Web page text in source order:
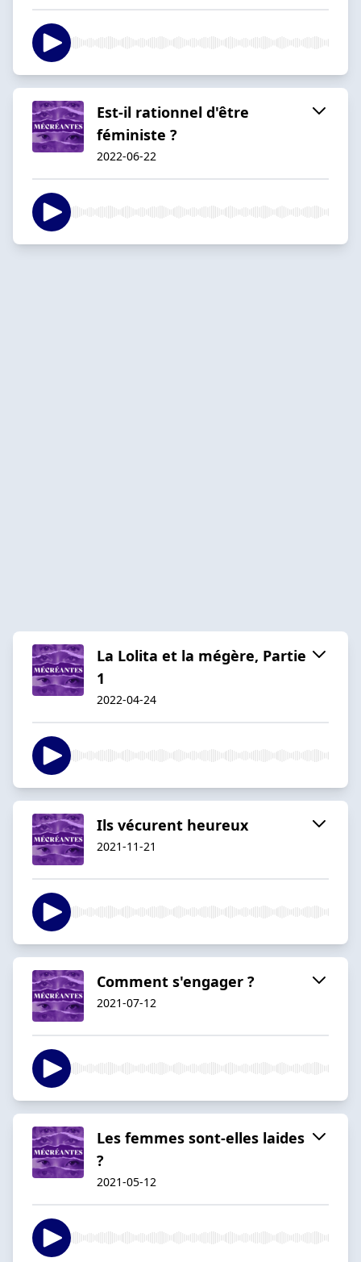
Est-il rationnel d'être
féministe ?
2022-06-22
La Lolita et la mégère, Partie
1
2022-04-24
Ils vécurent heureux
2021-11-21
Comment s'engager ?
2021-07-12
Les femmes sont-elles laides
?
2021-05-12